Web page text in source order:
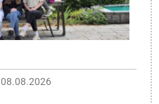
08.08.2026